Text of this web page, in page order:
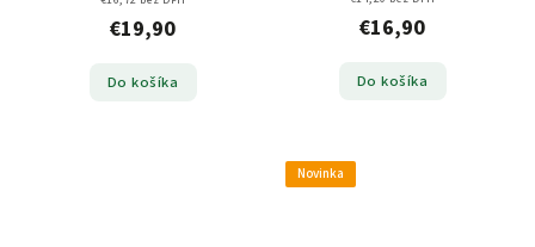
€19,90
Do košíka
€16,90
Do košíka
Novinka